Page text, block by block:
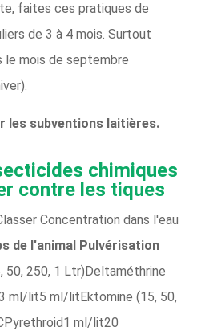
faites ces pratiques de
de 3 à 4 mois. Surtout
le mois de septembre
les subventions laitières.
chimiques
contre les tiques
Concentration dans l'eau
de l'animal Pulvérisation
50, 250, 1 Ltr)Deltaméthrine
ml/lit5 ml/litEktomine (15, 50,
ml/lit20